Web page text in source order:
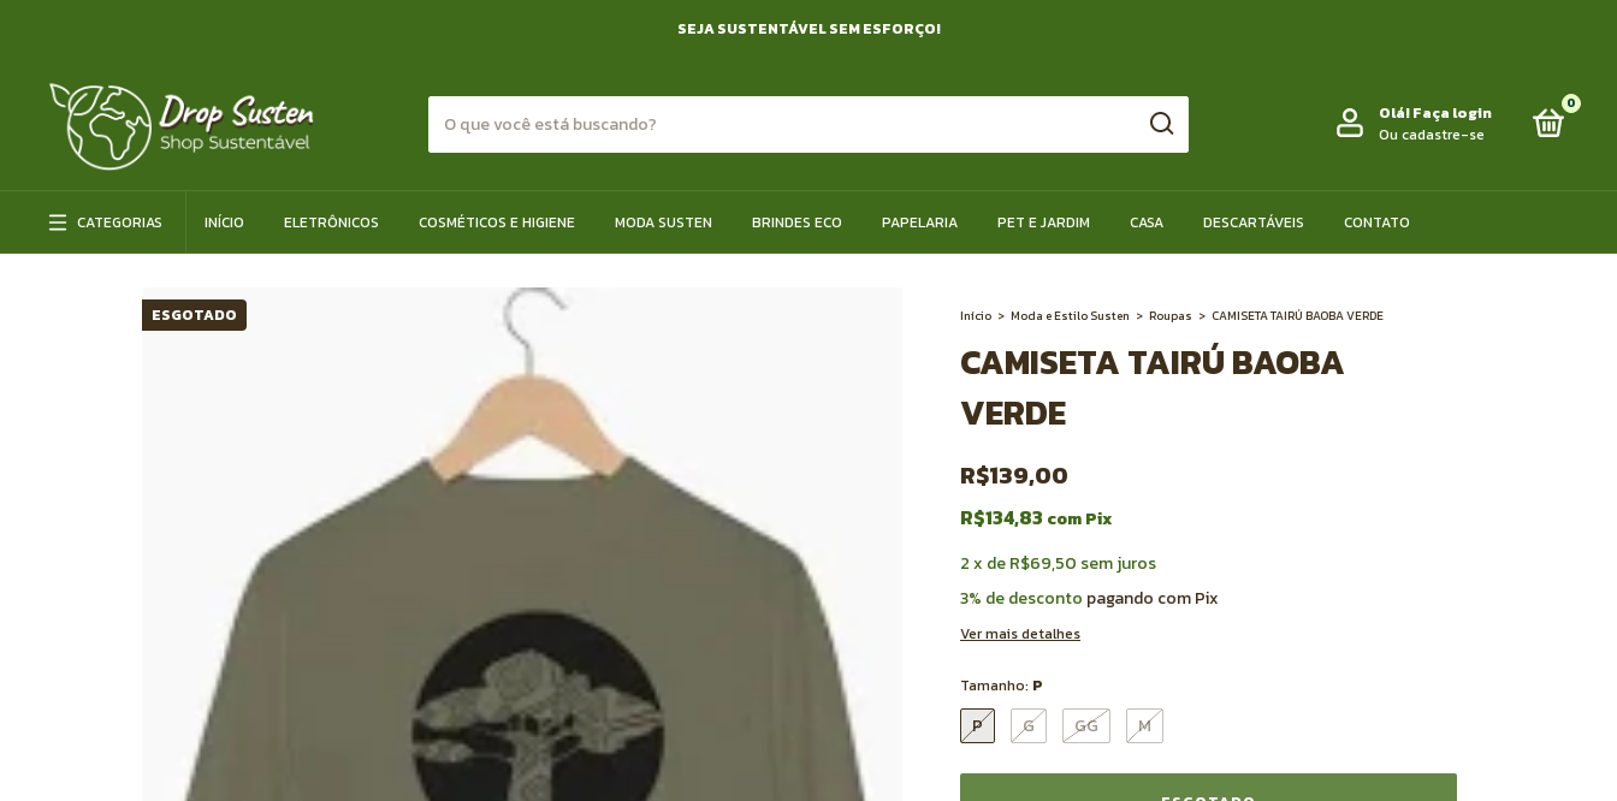
SEJA SUSTENTÁVEL SEM ESFORÇO!
Olá!Faça login
Ou cadastre-se
0
CATEGORIAS INÍCIO ELETRÔNICOS COSMÉTICOS E HIGIENE MODA SUSTEN BRINDES ECO PAPELARIA PET E JARDIM CASA DESCARTÁVEIS CONTATO
ESGOTADO Início > Moda e Estilo Susten > Roupas > CAMISETA TAIRÚ BAOBA VERDE
CAMISETA TAIRÚ BAOBA
VERDE
R$139,00
R$134,83 comPix
2x deR$69,50 sem juros
3% de desconto pagando com Pix
Ver mais detalhes
Tamanho: P
P G GG M